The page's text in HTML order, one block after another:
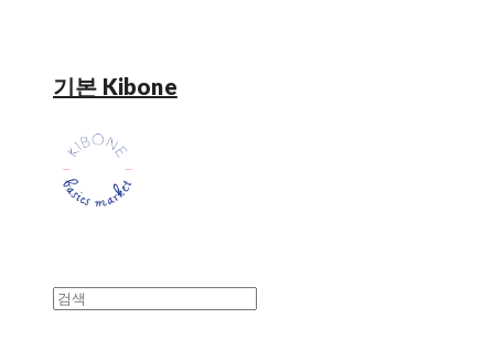
기본 Kibone